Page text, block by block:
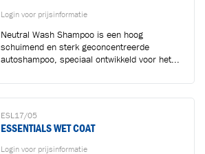
Login voor prijsinformatie
Neutral Wash Shampoo is een hoog
schuimend en sterk geconcentreerde
autoshampoo, speciaal ontwikkeld voor het...
ESL17/05
ESSENTIALS WET COAT
Login voor prijsinformatie